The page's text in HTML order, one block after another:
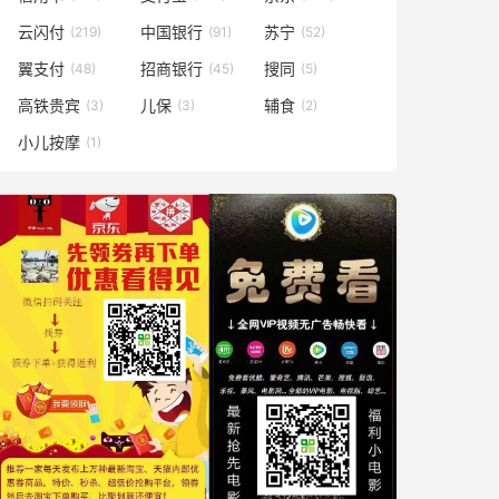
云闪付 (219) 中国银行 (91) 苏宁 (52)
翼支付 (48) 招商银行 (45) 搜同 (5)
高铁贵宾 (3) 儿保 (3) 辅食 (2)
小儿按摩 (1)